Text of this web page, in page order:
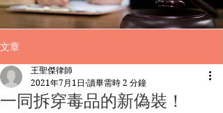
文章
一同拆穿毒品的新偽裝！
王聖傑律師
2021年7月1日 讀畢需時 2 分鐘